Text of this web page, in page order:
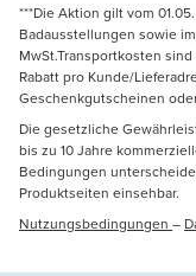
***Die Aktion gilt vom
Badausstellungen sowie
MwSt.Transportkosten
Rabatt pro Kunde/
Geschenkgutscheinen
Die gesetzliche
bis zu 10 Jahre
Bedingungen
Produktseiten einsehbar.
Nutzungsbedingungen –